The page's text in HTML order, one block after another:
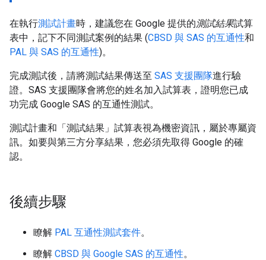
在執行測試計畫時，建議您在 Google 提供的測試結果試算
表中，記下不同測試案例的結果 (CBSD 與 SAS 的互通性和
PAL 與 SAS 的互通性)。
完成測試後，請將測試結果傳送至 SAS 支援團隊進行驗
證。SAS 支援團隊會將您的姓名加入試算表，證明您已成
功完成 Google SAS 的互通性測試。
測試計畫和「測試結果」 試算表視為機密資訊，屬於專屬資
訊。如要與第三方分享結果，您必須先取得 Google 的確
認。
後續步驟
瞭解 PAL 互通性測試套件。
瞭解 CBSD 與 Google SAS 的互通性。